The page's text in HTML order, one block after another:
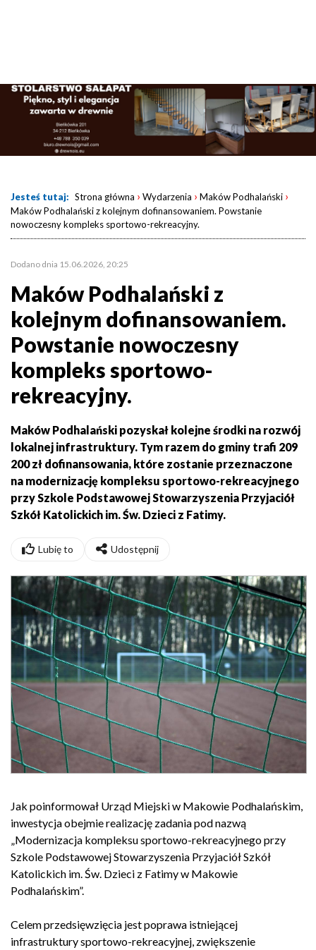
Jesteś tutaj: Strona główna › Wydarzenia › Maków Podhalański ›
Maków Podhalański z kolejnym dofinansowaniem. Powstanie
nowoczesny kompleks sportowo-rekreacyjny.
Dodano dnia 15.06.2026, 20:25
Maków Podhalański z
kolejnym dofinansowaniem.
Powstanie nowoczesny
kompleks sportowo-
rekreacyjny.
Maków Podhalański pozyskał kolejne środki na rozwój
lokalnej infrastruktury. Tym razem do gminy trafi 209
200 zł dofinansowania, które zostanie przeznaczone
na modernizację kompleksu sportowo-rekreacyjnego
przy Szkole Podstawowej Stowarzyszenia Przyjaciół
Szkół Katolickich im. Św. Dzieci z Fatimy.
Lubię to Udostępnij
Jak poinformował Urząd Miejski w Makowie Podhalańskim,
inwestycja obejmie realizację zadania pod nazwą
„Modernizacja kompleksu sportowo-rekreacyjnego przy
Szkole Podstawowej Stowarzyszenia Przyjaciół Szkół
Katolickich im. Św. Dzieci z Fatimy w Makowie
Podhalańskim”.
Celem przedsięwzięcia jest poprawa istniejącej
infrastruktury sportowo-rekreacyjnej, zwiększenie